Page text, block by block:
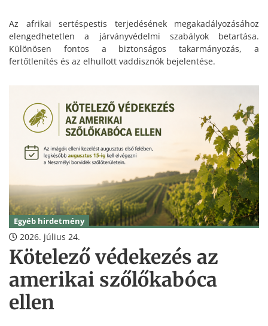
Az afrikai sertéspestis terjedésének megakadályozásához
elengedhetetlen a járványvédelmi szabályok betartása.
Különösen fontos a biztonságos takarmányozás, a
fertőtlenítés és az elhullott vaddisznók bejelentése.
Egyéb hirdetmény
2026. július 24.
Kötelező védekezés az
amerikai szőlőkabóca
ellen